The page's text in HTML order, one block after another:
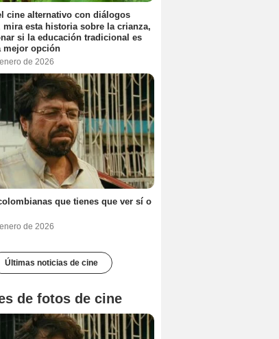
cine alternativo con diálogos
mira esta historia sobre la crianza,
si la educación tradicional es
mejor opción
de 2026
que tienes que ver sí o
de 2026
Últimas noticias de cine
de fotos de cine